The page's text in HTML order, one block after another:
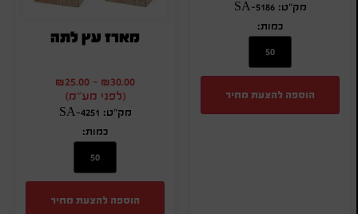
מק"ט: SA-5186
כמות:
הוספה להצעת מחיר
מארז עץ לתה
₪30.00
-
₪25.00
(לפני מע"מ)
מק"ט: SA-4251
כמות:
הוספה להצעת מחיר